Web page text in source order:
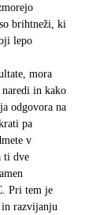
brihtneži, ki
lepo
mora
in kako
odgovora na
pa
v
ti dve
Pri tem je
in razvijanju